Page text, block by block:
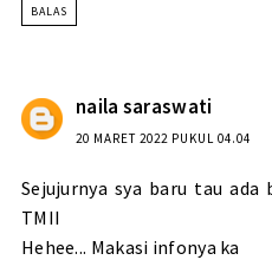
BALAS
naila saraswati
20 MARET 2022 PUKUL 04.04
Sejujurnya sya baru tau
TMII
Hehee... Makasi infonya ka